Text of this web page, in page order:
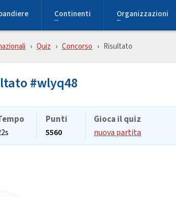
Continenti Organizzazioni
Quiz Concorso Risultato
#wlyq48
Punti
5560
Gioca il quiz
nuova partita